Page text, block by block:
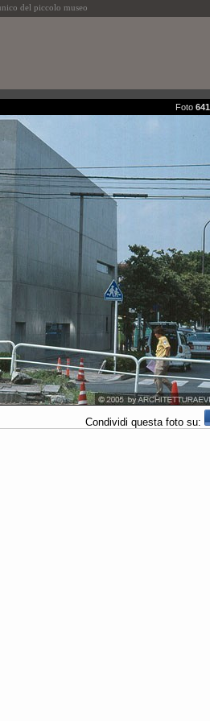
del piccolo museo
Foto 641
Condividi questa foto su: